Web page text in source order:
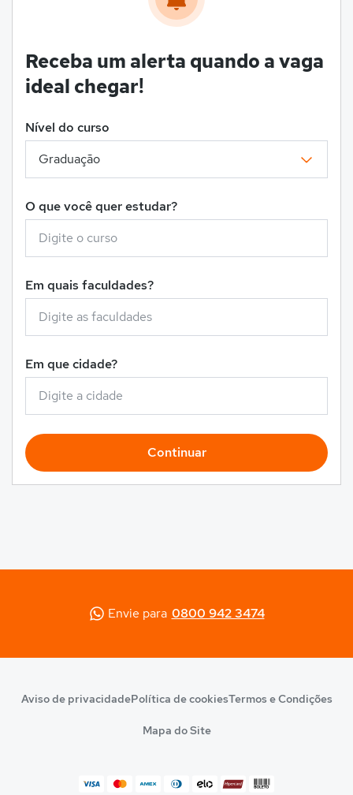
Receba um alerta quando a vaga
ideal chegar!
Nível do curso
O que você quer estudar?
Em quais faculdades?
Em que cidade?
Continuar
Envie para 0800 942 3474
Aviso de privacidadePolítica de cookiesTermos e Condições
Mapa do Site